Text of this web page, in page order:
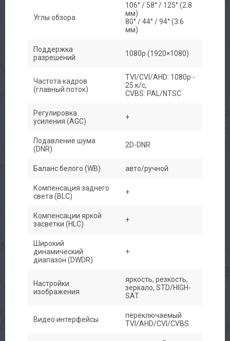
Углы обзора
106° / 58° / 125° (2.8
мм)
80° / 44° / 94° (3.6
мм)
Поддержка
разрешений
1080p (1920×1080)
Частота кадров
(главный поток)
TVI/CVI/AHD: 1080p -
25 к/с,
CVBS: PAL/NTSC
Регулировка
усиления (AGC)
+
Подавление шума
(DNR)
2D-DNR
Баланс белого (WB) авто/ручной
Компенсация заднего
света (BLC)
+
Компенсации яркой
засветки (HLC)
+
Широкий
динамический
диапазон (DWDR)
+
Настройки
изображения
яркость, резкость,
зеркало, STD/HIGH-
SAT
Видео интерфейсы
переключаемый
TVI/AHD/CVI/CVBS